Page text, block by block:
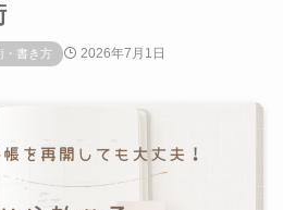
・書き方 2026年7月1日